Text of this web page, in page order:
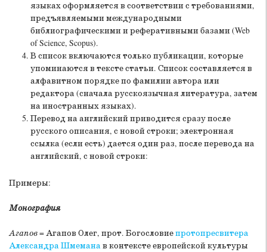
языках оформляется в соответствии с требованиями,
предъявляемыми международными
библиографическими и реферативными базами (Web
of Science, Scopus).
В список включаются только публикации, которые
упоминаются в тексте статьи. Список составляется в
алфавитном порядке по фамилии автора или
редактора (сначала русскоязычная литература, затем
на иностранных языках).
Перевод на английский приводится сразу после
русского описания, с новой строки; электронная
ссылка (если есть) дается один раз, после перевода на
английский, с новой строки:
Примеры:
Монография
Агапов= Агапов Олег, прот. Богословиепротопресвитера
Александра Шмеманав контексте европейской культуры